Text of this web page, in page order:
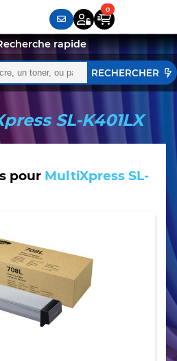
complétion sont
rapide
SL-K401LX
pour MultiXpress SL-